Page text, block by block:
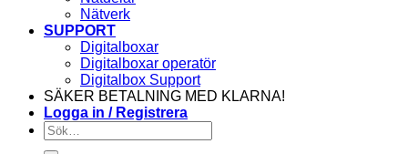
Nätverk
SUPPORT
Digitalboxar
Digitalboxar operatör
Digitalbox Support
SÄKER BETALNING MED KLARNA!
Logga in / Registrera
Sök
efter: